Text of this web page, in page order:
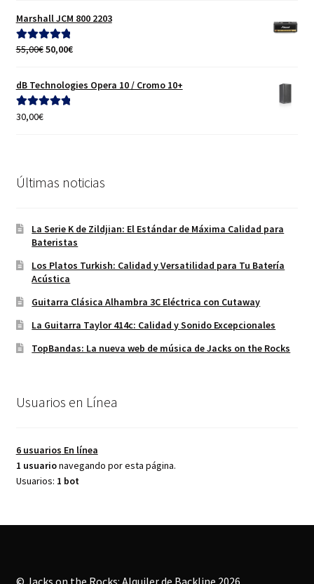
original
era:
115,00€.
actual
Marshall JCM 800 2203
Valorado con
55,00€El
original
era:
50,00€El
actual
dB Technologies Opera 10 / Cromo 10+
Valorado con
30,00€
Últimas noticias
La Serie K de Zildjian: El Estándar de Máxima Calidad para
Bateristas
Los Platos Turkish: Calidad y Versatilidad para Tu Batería
Acústica
Guitarra Clásica Alhambra 3C Eléctrica con Cutaway
La Guitarra Taylor 414c: Calidad y Sonido Excepcionales
TopBandas: La nueva web de música de Jacks on the Rocks
Usuarios en Línea
6 usuarios En línea
1 usuarionavegando por esta página.
Usuarios: 1 bot
© Jacks on the Rocks: Alquiler de Backline 2026